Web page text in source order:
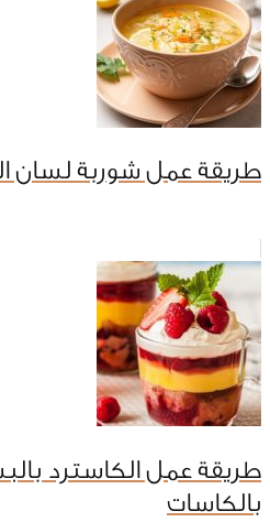
طريقة عمل شوربة لسان
طريقة عمل الكاسترد
بالكاسات